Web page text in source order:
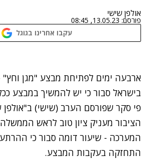
אולפן שישי
פורסם: 13.05.23, 08:45
עקבו אחרינו בגוגל
נתקלנו בבעיה
ארבעה ימים לפתיחת מבצע "מגן וחץ" -
בישראל סבור כי יש להמשיך במבצע
פי סקר שפורסם הערב (שישי) ב"אולפן
הציבור מעניק ציון טוב לראש
המערכה - שיעור דומה סבור כי
התחזקה בעקבות המבצע.